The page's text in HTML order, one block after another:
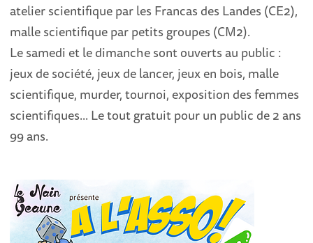
atelier scientifique par les Francas des Landes (CE2),
malle scientifique par petits groupes (CM2).
Le samedi et le dimanche sont ouverts au public :
jeux de société, jeux de lancer, jeux en bois, malle
scientifique, murder, tournoi, exposition des femmes
scientifiques... Le tout gratuit pour un public de 2 ans
99 ans.